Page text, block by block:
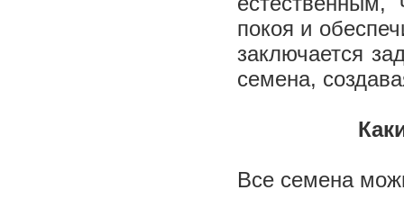
покоя и
заключается
семена,
Все семена